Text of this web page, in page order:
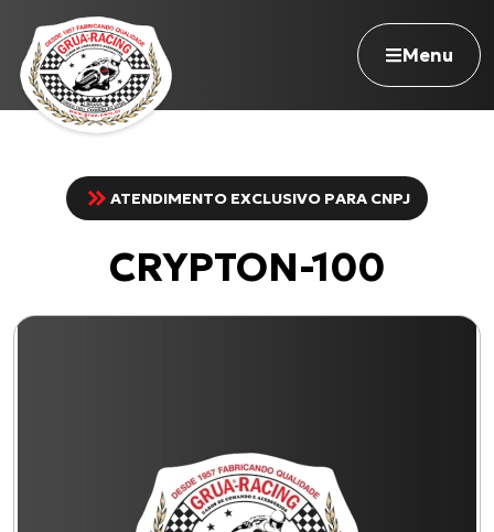
Menu
Navegue pelo site
Nossa história
ATENDIMENTO EXCLUSIVO PARA CNPJ
CRYPTON-100